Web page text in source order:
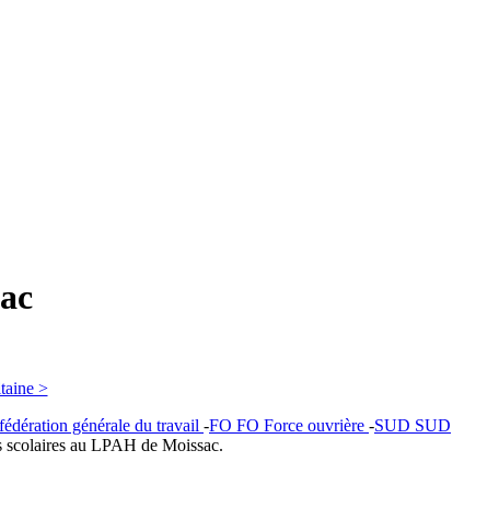
>
générale du travail -FO FO Force ouvrière -SUD SUD
au LPAH de Moissac.